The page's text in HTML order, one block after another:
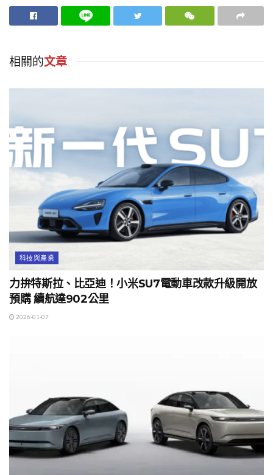
相關的文章
科技與產業
力拚特斯拉、比亞迪！小米SU7電動車改款升級開放
預購 續航達902公里
2026-01-07